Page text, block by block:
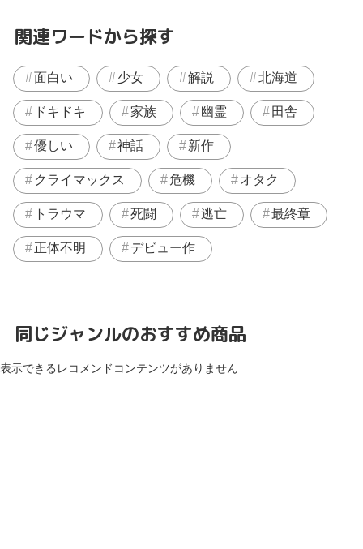
関連ワードから探す
面白い 少女 解説 北海道
ドキドキ 家族 幽霊 田舎
優しい 神話 新作
クライマックス 危機 オタク
トラウマ 死闘 逃亡 最終章
正体不明 デビュー作
同じジャンルのおすすめ商品
表示できるレコメンドコンテンツがありません